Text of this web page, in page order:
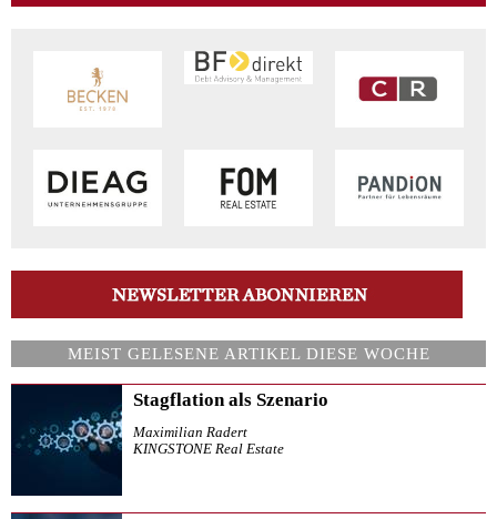
MEIST GELESENE ARTIKEL DIESE WOCHE
Stagflation als Szenario
Maximilian Radert
KINGSTONE Real Estate